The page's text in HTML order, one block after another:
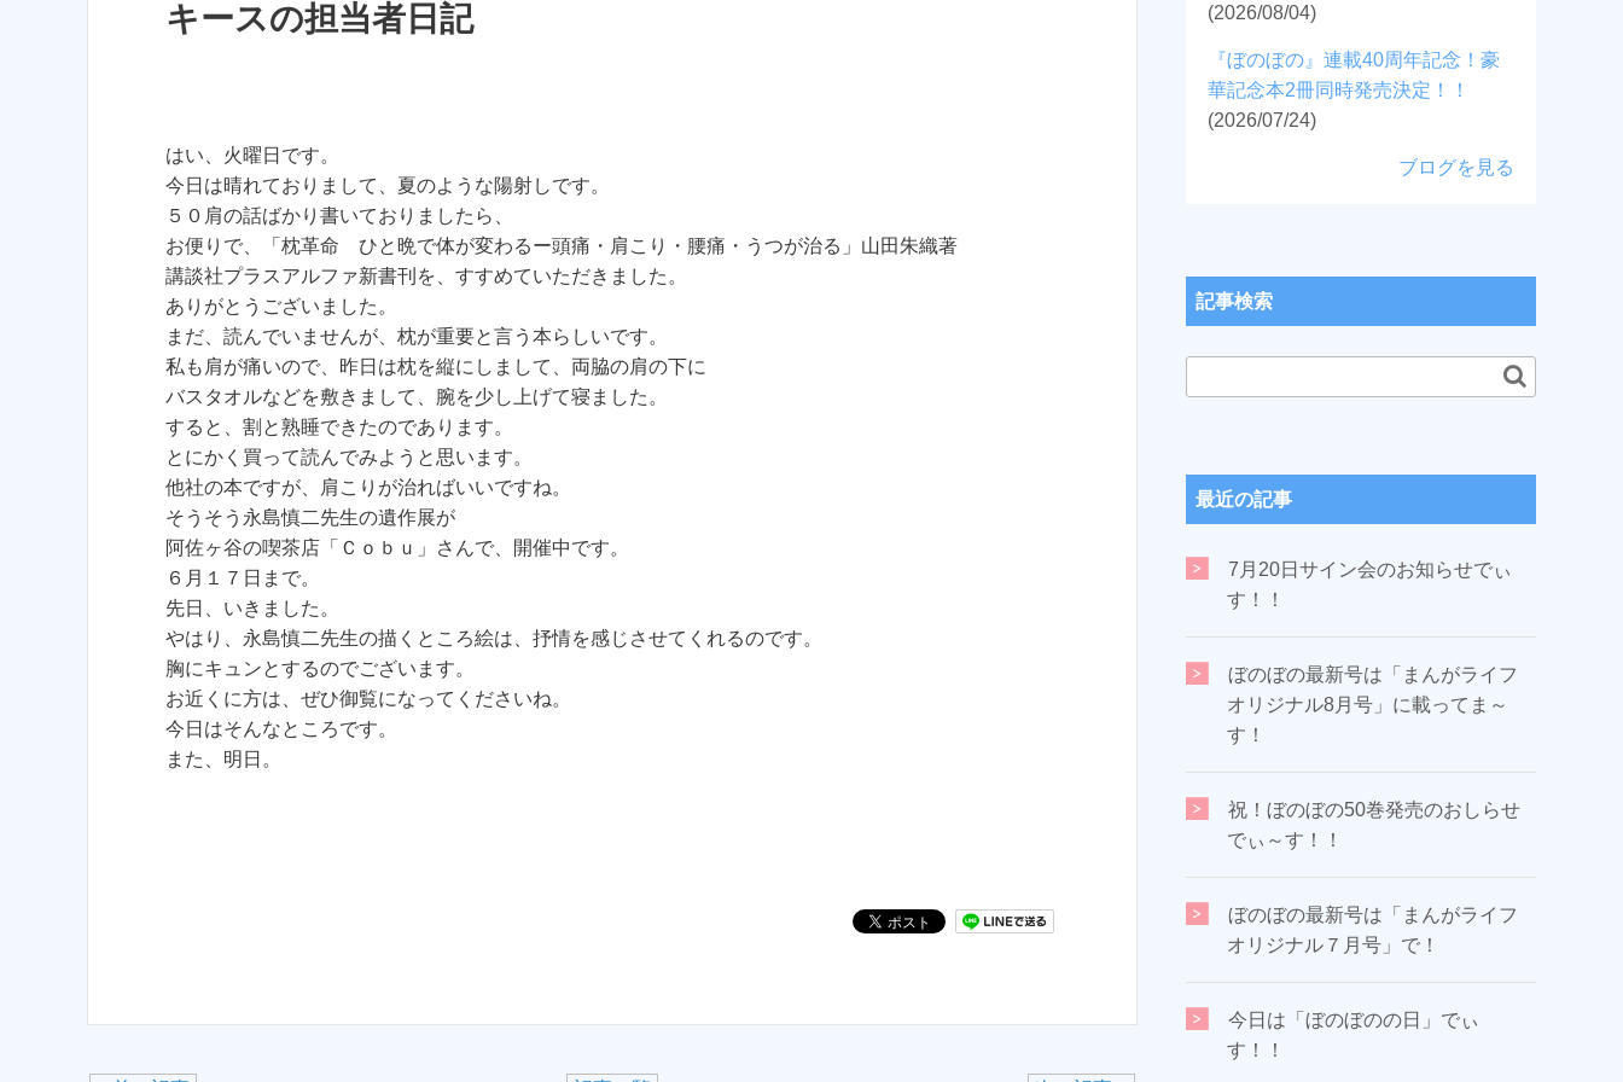
キースの担当者日記
はい、火曜日です。
今日は晴れておりまして、夏のような陽射しです。
５０肩の話ばかり書いておりましたら、
お便りで、「枕革命 ひと晩で体が変わるー頭痛・肩こり・腰痛・うつが治る」山田朱織著
講談社プラスアルファ新書刊を、すすめていただきました。
ありがとうございました。
まだ、読んでいませんが、枕が重要と言う本らしいです。
私も肩が痛いので、昨日は枕を縦にしまして、両脇の肩の下に
バスタオルなどを敷きまして、腕を少し上げて寝ました。
すると、割と熟睡できたのであります。
とにかく買って読んでみようと思います。
他社の本ですが、肩こりが治ればいいですね。
そうそう永島慎二先生の遺作展が
阿佐ヶ谷の喫茶店「Ｃｏｂｕ」さんで、開催中です。
６月１７日まで。
先日、いきました。
やはり、永島慎二先生の描くところ絵は、抒情を感じさせてくれるのです。
胸にキュンとするのでございます。
お近くに方は、ぜひ御覧になってくださいね。
今日はそんなところです。
また、明日。
(2026/08/04)
『ぼのぼの』連載40周年記念！豪
華記念本2冊同時発売決定！！
(2026/07/24)
ブログを見る
記事検索
最近の記事
7月20日サイン会のお知らせでぃ
す！！
ぼのぼの最新号は「まんがライフ
オリジナル8月号」に載ってま～
す！
祝！ぼのぼの50巻発売のおしらせ
でぃ～す！！
ぼのぼの最新号は「まんがライフ
オリジナル７月号」で！
今日は「ぼのぼのの日」でぃ
す！！